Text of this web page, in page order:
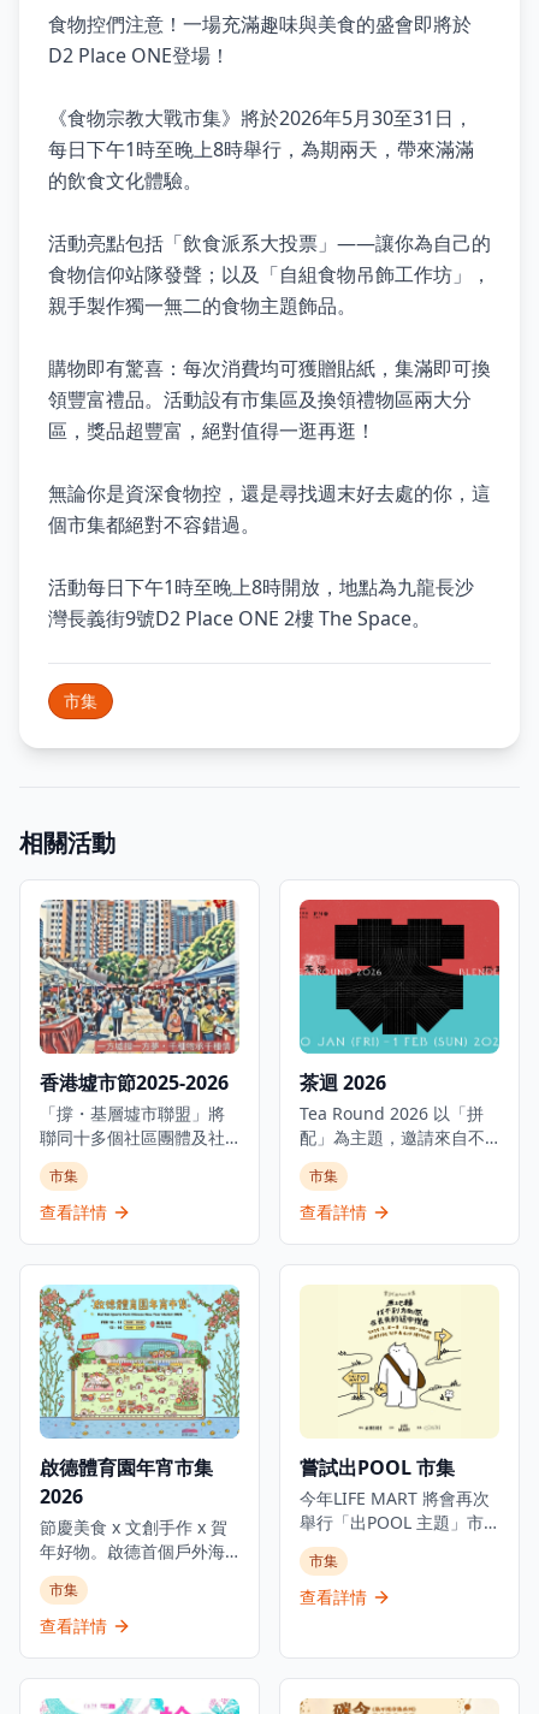
食物控們注意！一場充滿趣味與美食的盛會即將於
D2 Place ONE登場！
《食物宗教大戰市集》將於2026年5月30至31日，
每日下午1時至晚上8時舉行，為期兩天，帶來滿滿
的飲食文化體驗。
活動亮點包括「飲食派系大投票」——讓你為自己的
食物信仰站隊發聲；以及「自組食物吊飾工作坊」，
親手製作獨一無二的食物主題飾品。
購物即有驚喜：每次消費均可獲贈貼紙，集滿即可換
領豐富禮品。活動設有市集區及換領禮物區兩大分
區，獎品超豐富，絕對值得一逛再逛！
無論你是資深食物控，還是尋找週末好去處的你，這
個市集都絕對不容錯過。
活動每日下午1時至晚上8時開放，地點為九龍長沙
灣長義街9號D2 Place ONE 2樓 The Space。
市集
相關活動
香港墟市節2025-2026
「撐・基層墟市聯盟」將
聯同十多個社區團體及社
福機構舉辦大型社區墟市-
《香港墟市節2025-
2026》，這是首個由街坊
化和支持基層經濟的理想
活動。透過是次墟市活動
結集來自18區各社區的團
體機構及墟市檔主，屆時
有超過60個來自18區不同
的特色攤檔、互動攤位、
表演等，為市民提供豐富
墟市不僅是一個購物場
所，更是一個展現香港社
區活力和文化多樣性的平
台，讓市民可以深入了解
各區的特色和文化。無論
是想要購買特色商品，還
是參與社區活動，香港墟
市節都能提供難忘的體
市集
查看詳情
茶迴 2026
Tea Round 2026 以「拼
配」為主題，邀請來自不
同地區、世代與理念的茶
藝師、愛好者齊聚一堂，
共同拼配出香港茶文化的
茶，注入溫暖的人情味，
引發奇妙的化學反應。我
們不僅呈獻傳統茶行拼配
的味道，更會融入風靡全
球的抹茶，了解當中的前
世今生，以及經典港式奶
茶與花果茶，展現茶文化
「一日奶茶拼藝師」體驗
工作坊、「一日茶師」工
作體驗、「新星茶莊：普
洱和諧之美」品鑑茶席、
宋式點茶體驗工作坊、
「香中別有韻」福建工夫
市集
查看詳情
啟德體育園年宵市集
2026
節慶美食 x 文創手作 x 賀
年好物。啟德首個戶外海
濱年宵市集嚟喇！一邊望
住超靚海景，一邊辦年
貨，感受個獨特既賀年氣
春、新派賀年禮品、美
市集
查看詳情
嘗試出POOL 市集
今年LIFE MART 將會再次
舉行「出POOL 主題」市
集活動，是體驗創意市集
文化和支持本地設計師的
理想活動。市集將會分開
市集
查看詳情